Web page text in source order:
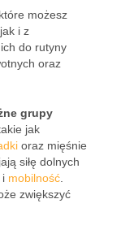
możesz
i z
do rutyny
oraz
grupy
takie jak
oraz mięśnie
siłę dolnych
i mobilność
zwiększyć